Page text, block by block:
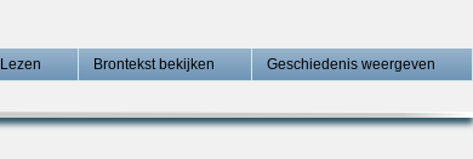
Lezen Brontekst bekijken Geschiedenis weergeven